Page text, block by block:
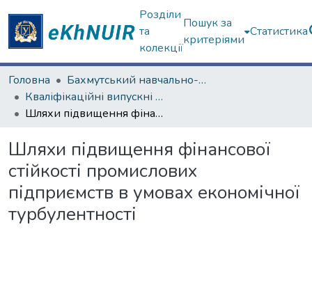
Розділи
та
колекції
Пошук за
критеріями
Статистика
Головна
Бахмутський навчально-науковий професійно-педагогічний інститут
Кваліфікаційні випускні роботи бакалаврів. Бахмутський навчально-науковий професійно-педагогічний інститут
Шляхи підвищення фінансової стійкості промислових підприємств в умовах економічної турбулентності
Шляхи підвищення фінансової
стійкості промислових
підприємств в умовах економічної
турбулентності